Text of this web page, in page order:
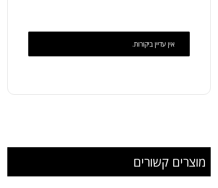
אין עדיין ביקורות.
מוצרים קשורים